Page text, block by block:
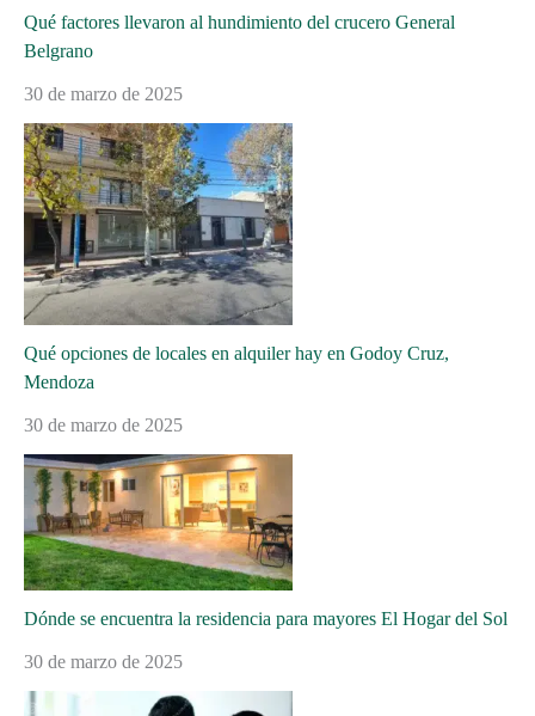
Qué factores llevaron al hundimiento del crucero General
Belgrano
30 de marzo de 2025
Qué opciones de locales en alquiler hay en Godoy Cruz,
Mendoza
30 de marzo de 2025
Dónde se encuentra la residencia para mayores El Hogar del Sol
30 de marzo de 2025